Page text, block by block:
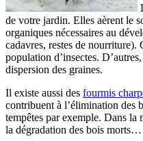
de votre jardin. Elles aèrent le
organiques nécessaires au
cadavres, restes de
population d’insectes.
dispersion des graines.
Il existe aussi des fourmis
contribuent à l’élimination des
tempêtes par exemple. Dans la
la dégradation des bois morts…